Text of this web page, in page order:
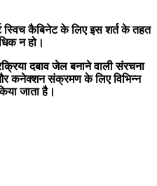
स्विच कैबिनेट के लिए इस शर्त के तहत
न हो।
दबाव जेल बनाने वाली संरचना
कनेक्शन संक्रमण के लिए विभिन्न
जाता है।